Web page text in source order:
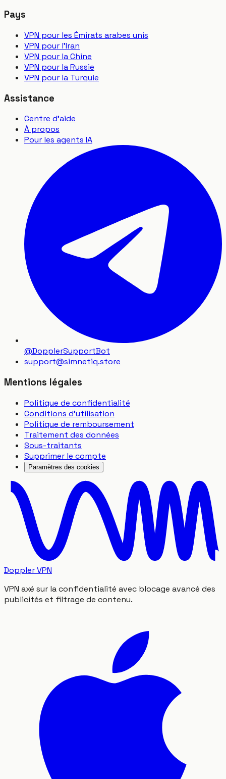
Pays
VPN pour les Émirats arabes unis
VPN pour l'Iran
VPN pour la Chine
VPN pour la Russie
VPN pour la Turquie
Assistance
Centre d'aide
À propos
Pour les agents IA
@DopplerSupportBot
support@simnetiq.store
Mentions légales
Politique de confidentialité
Conditions d'utilisation
Politique de remboursement
Traitement des données
Sous-traitants
Supprimer le compte
Paramètres des cookies
Doppler VPN
VPN axé sur la confidentialité avec blocage avancé des
publicités et filtrage de contenu.